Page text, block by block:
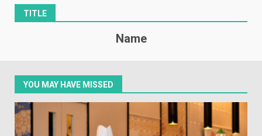
TITLE
Name
YOU MAY HAVE MISSED